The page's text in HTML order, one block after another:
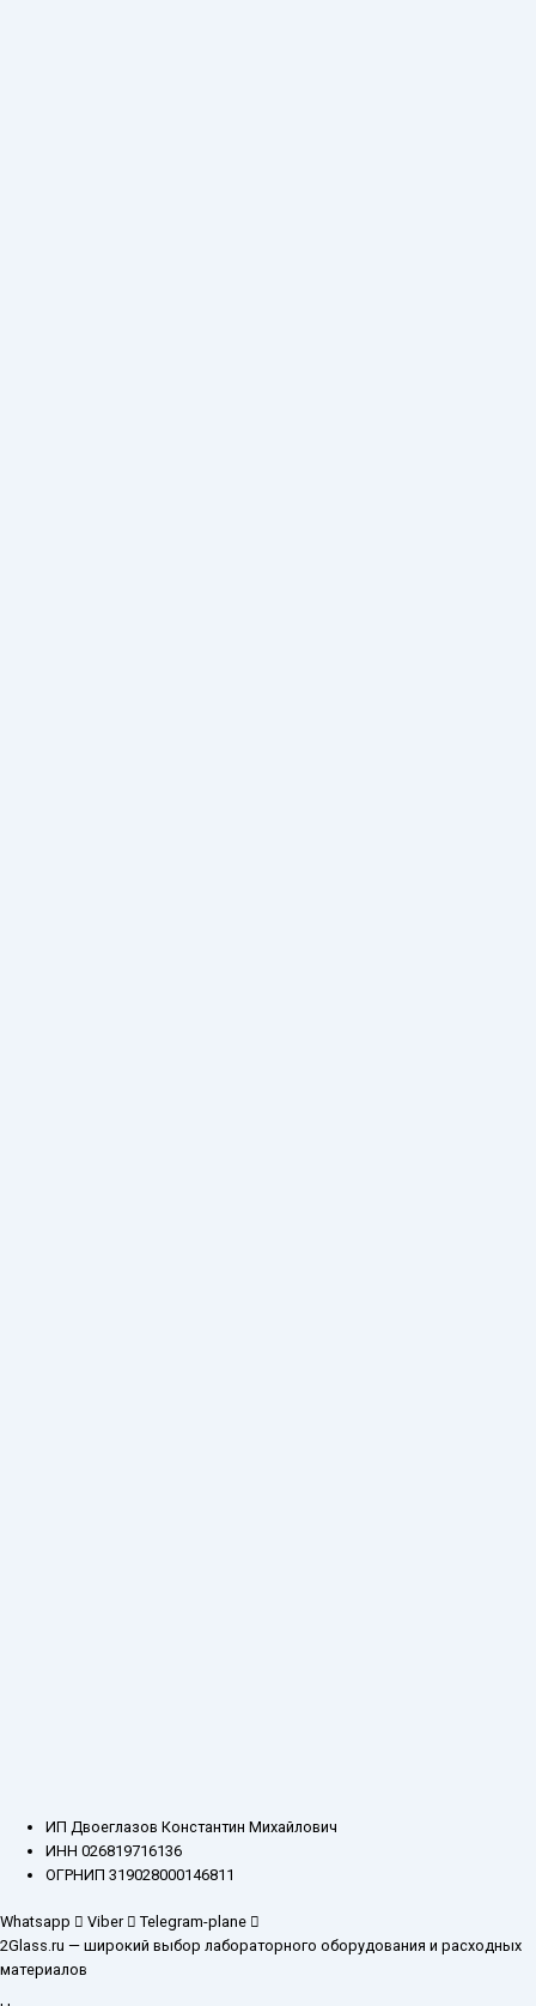
ИП Двоеглазов Константин Михайлович
ИНН 026819716136
ОГРНИП 319028000146811
Whatsapp Viber
Telegram-plane
2Glass.ru — широкий выбор лабораторного оборудования и расходных
материалов